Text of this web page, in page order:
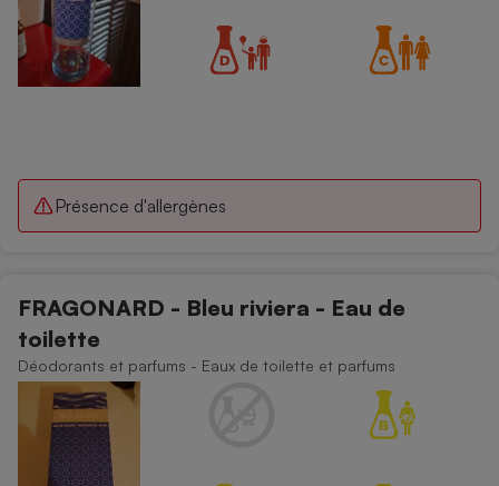
Présence d'allergènes
FRAGONARD - Bleu riviera - Eau de
toilette
Déodorants et parfums - Eaux de toilette et parfums